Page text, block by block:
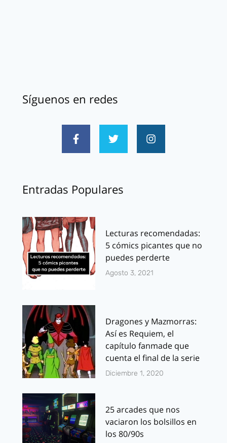
Síguenos en redes
Entradas Populares
Lecturas recomendadas:
5 cómics picantes que no
puedes perderte
Agosto 3, 2021
Dragones y Mazmorras:
Así es Requiem, el
capítulo fanmade que
cuenta el final de la serie
Diciembre 1, 2020
25 arcades que nos
vaciaron los bolsillos en
los 80/90s